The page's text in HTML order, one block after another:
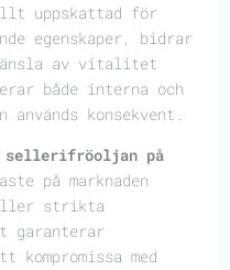
uppskattad för
egenskaper, bidrar
av vitalitet
både interna och
konsekvent.
sellerifröoljan på
på marknaden
strikta
garanterar
med